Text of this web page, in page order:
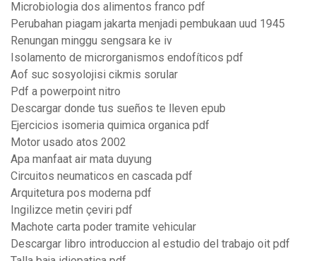
Microbiologia dos alimentos franco pdf
Perubahan piagam jakarta menjadi pembukaan uud 1945
Renungan minggu sengsara ke iv
Isolamento de microrganismos endofíticos pdf
Aof suc sosyolojisi cikmis sorular
Pdf a powerpoint nitro
Descargar donde tus sueños te lleven epub
Ejercicios isomeria quimica organica pdf
Motor usado atos 2002
Apa manfaat air mata duyung
Circuitos neumaticos en cascada pdf
Arquitetura pos moderna pdf
Ingilizce metin çeviri pdf
Machote carta poder tramite vehicular
Descargar libro introduccion al estudio del trabajo oit pdf